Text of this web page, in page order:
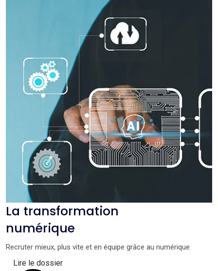
La transformation
numérique
Recruter mieux, plus vite et en équipe grâce au numérique.
Lire le dossier